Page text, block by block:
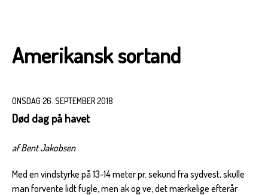
Amerikansk sortand
ONSDAG 26. SEPTEMBER 2018
Død dag på havet
af Bent Jakobsen
Med en vindstyrke på 13-14 meter pr. sekund fra sydvest, skulle
man forvente lidt fugle, men ak og ve, det mærkelige efterår